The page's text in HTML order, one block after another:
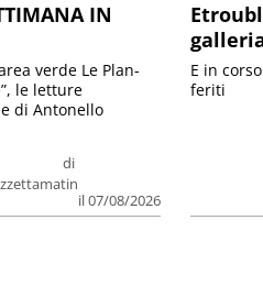
IN
di
il 07/08/2026
verde Le Plan-
le letture
di Antonello
E in
feriti